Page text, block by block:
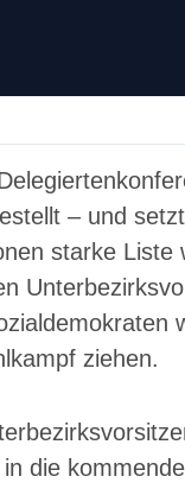
– und
starke Liste
ziehen.
die